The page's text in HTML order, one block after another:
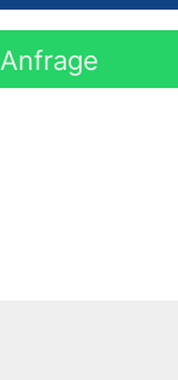
Anfrage